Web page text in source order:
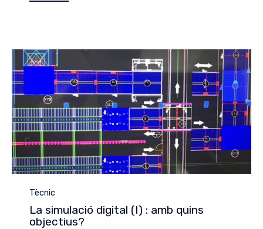
Category
Tècnic
La simulació digital (I) : amb quins
objectius?